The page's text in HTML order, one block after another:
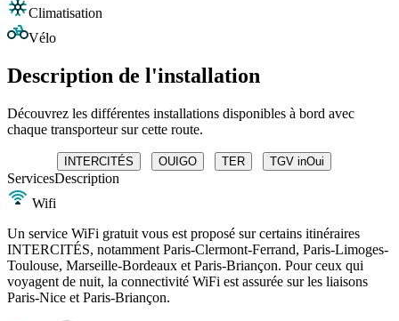
Climatisation
Vélo
Description de l'installation
Découvrez les différentes installations disponibles à bord avec
chaque transporteur sur cette route.
INTERCITÉS OUIGO TER TGV inOui
ServicesDescription
Wifi
Un service WiFi gratuit vous est proposé sur certains itinéraires
INTERCITÉS, notamment Paris-Clermont-Ferrand, Paris-Limoges-
Toulouse, Marseille-Bordeaux et Paris-Briançon. Pour ceux qui
voyagent de nuit, la connectivité WiFi est assurée sur les liaisons
Paris-Nice et Paris-Briançon.